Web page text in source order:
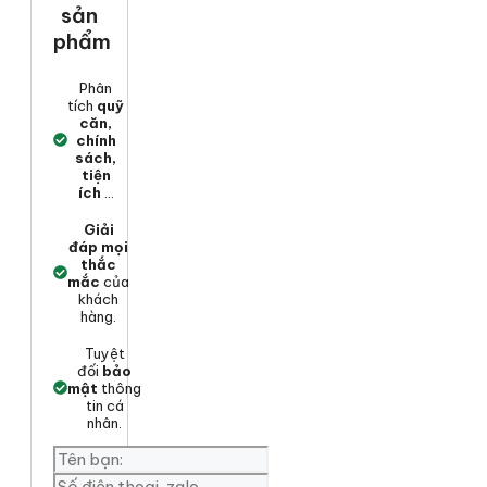
sản
phẩm
Phân
tích quỹ
căn,
chính
sách,
tiện
ích
Giải
đáp mọi
thắc
mắc của
khách
hàng.
Tuyệt
đối bảo
mật thông
tin cá
nhân.